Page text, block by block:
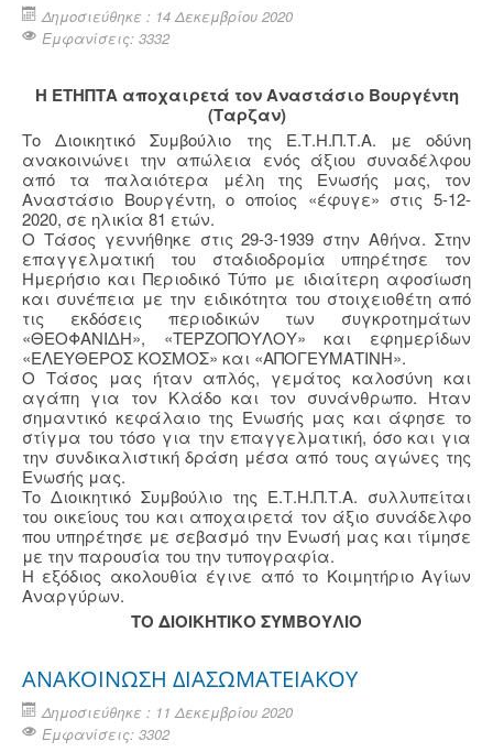
Δημοσιεύθηκε : 14 Δεκεμβρίου 2020
Εμφανίσεις: 3332
Η ΕΤΗΠΤΑ αποχαιρετά τον Αναστάσιο Βουργέντη
(Ταρζαν)
Το Διοικητικό Συμβούλιο της Ε.Τ.Η.Π.Τ.Α. με οδύνη
ανακοινώνει την απώλεια ενός άξιου συναδέλφου
από τα παλαιότερα μέλη της Ενωσής μας, τον
Αναστάσιο Βουργέντη, ο οποίος «έφυγε» στις 5-12-
2020, σε ηλικία 81 ετών.
Ο Τάσος γεννήθηκε στις 29-3-1939 στην Αθήνα. Στην
επαγγελματική του σταδιοδρομία υπηρέτησε τον
Ημερήσιο και Περιοδικό Τύπο με ιδιαίτερη αφοσίωση
και συνέπεια με την ειδικότητα του στοιχειοθέτη από
τις εκδόσεις περιοδικών των συγκροτημάτων
«ΘΕΟΦΑΝΙΔΗ», «ΤΕΡΖΟΠΟΥΛΟΥ» και εφημερίδων
«ΕΛΕΥΘΕΡΟΣ ΚΟΣΜΟΣ» και «ΑΠΟΓΕΥΜΑΤΙΝΗ».
Ο Τάσος μας ήταν απλός, γεμάτος καλοσύνη και
αγάπη για τον Κλάδο και τον συνάνθρωπο. Ηταν
σημαντικό κεφάλαιο της Ενωσής μας και άφησε το
στίγμα του τόσο για την επαγγελματική, όσο και για
την συνδικαλιστική δράση μέσα από τους αγώνες της
Ενωσής μας.
Το Διοικητικό Συμβούλιο της Ε.Τ.Η.Π.Τ.Α. συλλυπείται
του οικείους του και αποχαιρετά τον άξιο συνάδελφο
που υπηρέτησε με σεβασμό την Ενωσή μας και τίμησε
με την παρουσία του την τυπογραφία.
Η εξόδιος ακολουθία έγινε από το Κοιμητήριο Αγίων
Αναργύρων.
TO ΔΙΟΙΚΗΤΙΚΟ ΣΥΜΒΟΥΛΙΟ
ΑΝΑΚΟΙΝΩΣΗ ΔΙΑΣΩΜΑΤΕΙΑΚΟΥ
Δημοσιεύθηκε : 11 Δεκεμβρίου 2020
Εμφανίσεις: 3302